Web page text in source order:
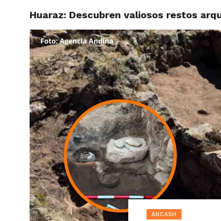
Huaraz: Descubren valiosos restos
ÁNCASH